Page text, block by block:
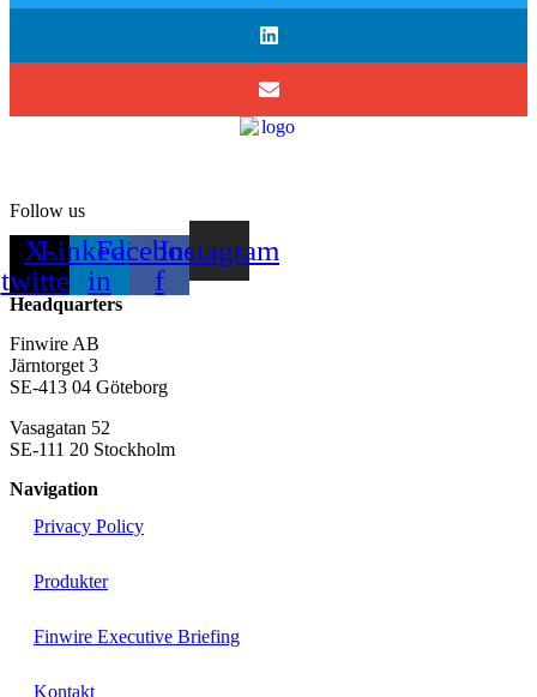
Follow us
X-
twitter
Linkedin-
in
Facebook-
f
Instagram
Headquarters
Finwire AB
Järntorget 3
SE-413 04 Göteborg
Vasagatan 52
SE-111 20 Stockholm
Navigation
Privacy Policy
Produkter
Finwire Executive Briefing
Kontakt